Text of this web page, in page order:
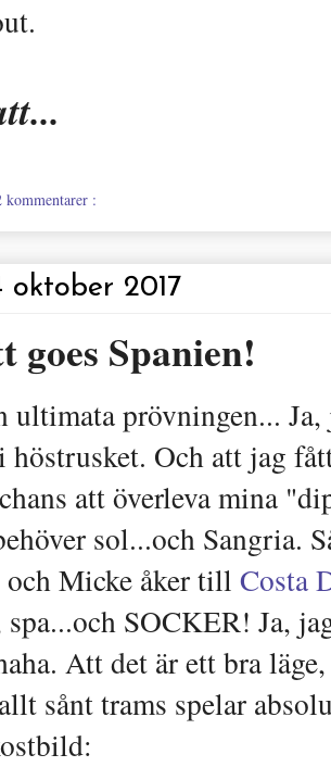
kommentarer :
oktober 2017
goes Spanien!
ultimata prövningen...
höstrusket. Och att jag
att överleva mina
sol...och Sangria.
Micke åker till Costa
spa...och SOCKER! Ja,
Att det är ett bra
sånt trams spelar